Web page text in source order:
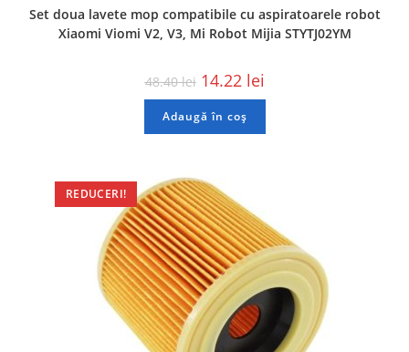
Set doua lavete mop compatibile cu aspiratoarele robot
Xiaomi Viomi V2, V3, Mi Robot Mijia STYTJ02YM
48.40lei 14.22 lei
Adaugă în coș
REDUCERI!